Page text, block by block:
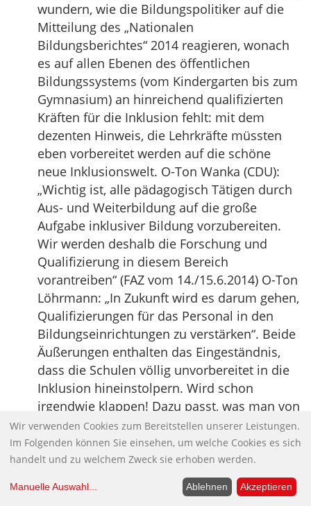
wundern, wie die Bildungspolitiker auf die
Mitteilung des „Nationalen
Bildungsberichtes“ 2014 reagieren, wonach
es auf allen Ebenen des öffentlichen
Bildungssystems (vom Kindergarten bis zum
Gymnasium) an hinreichend qualifizierten
Kräften für die Inklusion fehlt: mit dem
dezenten Hinweis, die Lehrkräfte müssten
eben vorbereitet werden auf die schöne
neue Inklusionswelt. O-Ton Wanka (CDU):
„Wichtig ist, alle pädagogisch Tätigen durch
Aus- und Weiterbildung auf die große
Aufgabe inklusiver Bildung vorzubereiten.
Wir werden deshalb die Forschung und
Qualifizierung in diesem Bereich
vorantreiben“ (FAZ vom 14./15.6.2014) O-Ton
Löhrmann: „In Zukunft wird es darum gehen,
Qualifizierungen für das Personal in den
Bildungseinrichtungen zu verstärken“. Beide
Äußerungen enthalten das Eingeständnis,
dass die Schulen völlig unvorbereitet in die
Inklusion hineinstolpern. Wird schon
irgendwie klappen! Dazu passt, was man von
Schulpraktikern hören kann: Wer das Wort
buchstabieren kann und im Studium einen
Kurs zum Thema gehört hat, der gilt als
Experte und wird an seiner Schule nolens
volens zum Inklusionsbeauftragten ernannt.
Wir verwenden Cookies zum Bereitstellen unserer Leistungen.
Im Folgenden können Sie einsehen, um welche Cookies es sich
handelt und zu welchem Zweck sie erhoben werden.
Manuelle Auswahl... Ablehnen Akzeptieren